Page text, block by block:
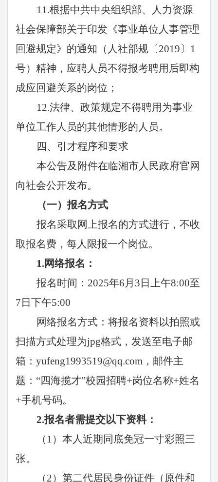
11.根据中共中央组织部、人力资源
社会保障部关于印发《事业单位人事管理
回避规定》的通知（人社部规〔2019〕1
号）精神，应聘人员不得报考聘用后即构
成应回避关系的岗位；
12.法律、政策规定不得聘用为事业
单位工作人员的其他情形的人员。
四、引才程序和要求
本公告及附件在临湘市人民政府官网
向社会公开发布。
（一）报名方式
报名采取网上报名的方式进行，不收
取报名费，每人限报一个岗位。
1.网络报名：
报名时间： 2025年6月3日上午8:00至
7日下午5:00
网络报名方式：将报名资料以拍照或
扫描方式处理为jpg格式，发送至电子邮
箱： yufeng1993519@qq.com，邮件主
题：“四海揽才”校园招聘+岗位名称+姓名
+手机号码。
2.报名者需提交以下资料：
（ 1）本人近期同底免冠一寸彩照三
张。
（2）第二代居民身份证件（原件和